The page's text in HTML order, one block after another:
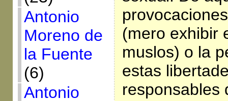
Antonio
Moreno de
la Fuente
(6)
Antonio
(mero exhibir
muslos) o la
estas
responsables